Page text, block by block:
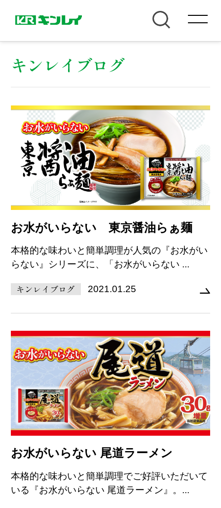
キンレイブログ
お水がいらない 東京醤油らぁ麺
本格的な味わいと簡単調理が人気の『お水がい
らない』シリーズに、「お水がいらない ...
キンレイブログ 2021.01.25
お水がいらない 尾道ラーメン
本格的な味わいと簡単調理でご好評いただいて
いる『お水がいらない 尾道ラーメン』。...